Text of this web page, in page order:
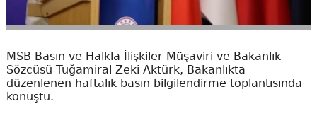
MSB Basın ve Halkla İlişkiler Müşaviri ve Bakanlık
Sözcüsü Tuğamiral Zeki Aktürk, Bakanlıkta
düzenlenen haftalık basın bilgilendirme toplantısında
konuştu.